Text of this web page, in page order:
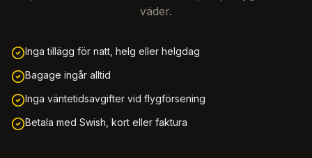
väder.
Inga tillägg för natt, helg eller helgdag
Bagage ingår alltid
Inga väntetidsavgifter vid flygförsening
Betala med Swish, kort eller faktura